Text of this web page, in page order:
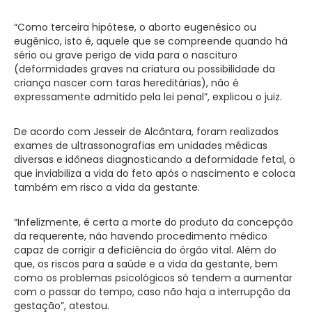
“Como terceira hipótese, o aborto eugenésico ou
eugênico, isto é, aquele que se compreende quando há
sério ou grave perigo de vida para o nascituro
(deformidades graves na criatura ou possibilidade da
criança nascer com taras hereditárias), não é
expressamente admitido pela lei penal”, explicou o juiz.
De acordo com Jesseir de Alcântara, foram realizados
exames de ultrassonografias em unidades médicas
diversas e idôneas diagnosticando a deformidade fetal, o
que inviabiliza a vida do feto após o nascimento e coloca
também em risco a vida da gestante.
“Infelizmente, é certa a morte do produto da concepção
da requerente, não havendo procedimento médico
capaz de corrigir a deficiência do órgão vital. Além do
que, os riscos para a saúde e a vida da gestante, bem
como os problemas psicológicos só tendem a aumentar
com o passar do tempo, caso não haja a interrupção da
gestação”, atestou.